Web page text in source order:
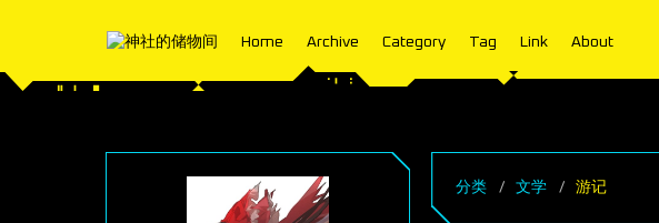
Home Archive Category Tag Link About
分类 文学 游记